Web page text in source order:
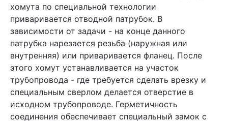
хомута по специальной технологии
приваривается отводной патрубок. В
зависимости от задачи - на конце данного
патрубка нарезается резьба (наружная или
внутренняя) или приваривается фланец. После
этого хомут устанавливается на участок
трубопровода - где требуется сделать врезку и
специальным сверлом делается отверстие в
исходном трубопроводе. Герметичность
соединения обеспечивает специальный замок с